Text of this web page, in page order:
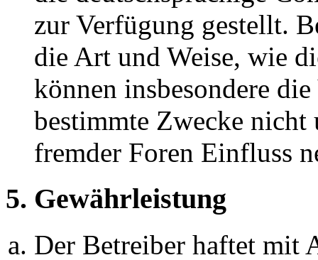
zur Verfügung gestellt.
die Art und Weise, wie
können insbesondere
bestimmte Zwecke nicht
fremder Foren Einfluss
5. Gewährleistung
Der Betreiber haftet mit